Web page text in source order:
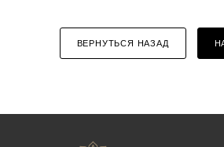
ВЕРНУТЬСЯ НАЗАД